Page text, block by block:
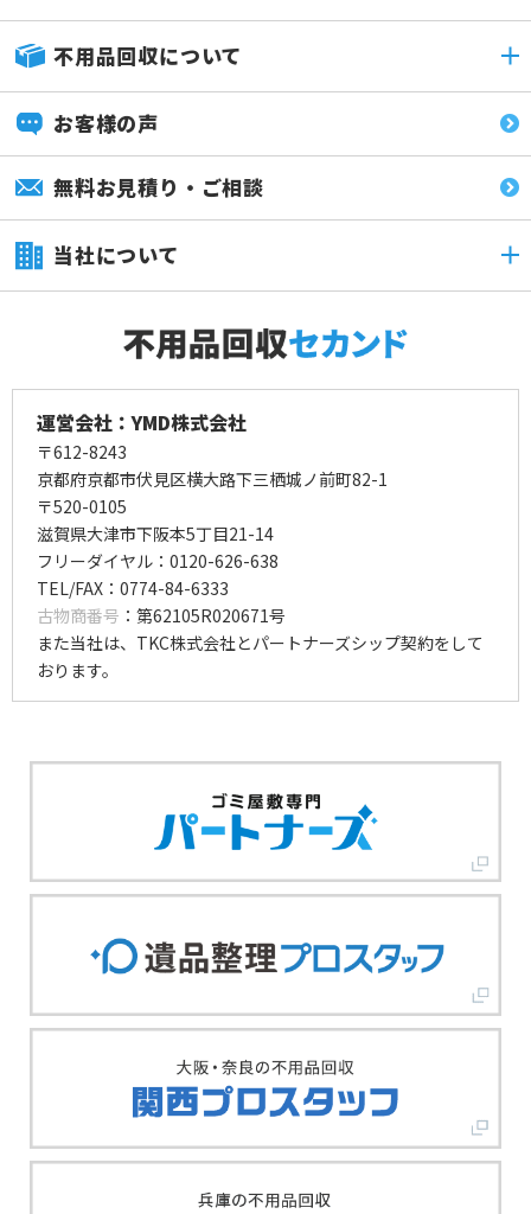
不用品回収について
お客様の声
無料お見積り・ご相談
当社について
運営会社：YMD株式会社
〒612-8243
京都府京都市伏見区横大路下三栖城ノ前町82-1
〒520-0105
滋賀県大津市下阪本5丁目21-14
フリーダイヤル：0120-626-638
TEL/FAX：0774-84-6333
古物商番号 ：第62105R020671号
また当社は、TKC株式会社とパートナーズシップ契約をして
おります。